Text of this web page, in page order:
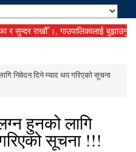
राखौँ ।, गाउपालिकालाई बुझाउनु
निवेदन दिने म्याद थप गरिएको सूचना
हुनको लागि
सूचना !!!